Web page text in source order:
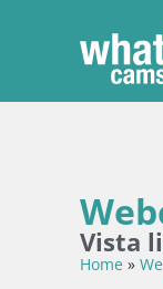
Vista
Home »